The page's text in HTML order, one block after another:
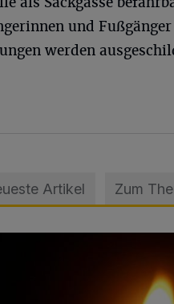
und
werden
Artikel Zum